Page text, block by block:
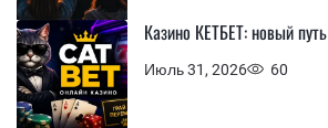
Июль 31, 2026 60
Казино КЕТБЕТ: новый